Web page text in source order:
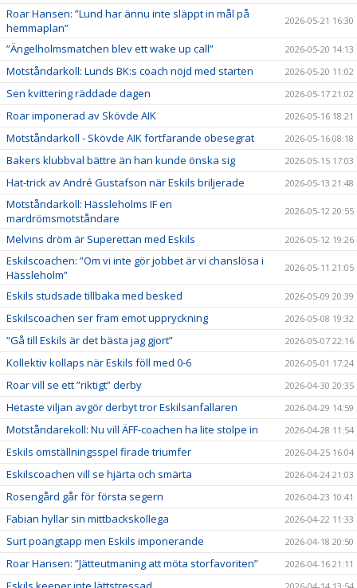
Roar Hansen: ”Lund har ännu inte släppt in mål på
hemmaplan”
2026-05-21 16:30
”Ängelholmsmatchen blev ett wake up call” 2026-05-20 14:13
Motståndarkoll: Lunds BK:s coach nöjd med starten 2026-05-20 11:02
Sen kvittering räddade dagen 2026-05-17 21:02
Roar imponerad av Skövde AIK 2026-05-16 18:21
Motståndarkoll - Skövde AIK fortfarande obesegrat 2026-05-16 08:18
Bakers klubbval bättre än han kunde önska sig 2026-05-15 17:03
Hat-trick av André Gustafson när Eskils briljerade 2026-05-13 21:48
Motståndarkoll: Hässleholms IF en
mardrömsmotståndare
2026-05-12 20:55
Melvins dröm är Superettan med Eskils 2026-05-12 19:26
Eskilscoachen: ”Om vi inte gör jobbet är vi chanslösa i
Hässleholm”
2026-05-11 21:05
Eskils studsade tillbaka med besked 2026-05-09 20:39
Eskilscoachen ser fram emot uppryckning 2026-05-08 19:32
”Gå till Eskils är det bästa jag gjort” 2026-05-07 22:16
Kollektiv kollaps när Eskils föll med 0-6 2026-05-01 17:24
Roar vill se ett ”riktigt” derby 2026-04-30 20:35
Hetaste viljan avgör derbyt tror Eskilsanfallaren 2026-04-29 14:59
Motståndarekoll: Nu vill ÄFF-coachen ha lite stolpe in 2026-04-28 11:54
Eskils omställningsspel firade triumfer 2026-04-25 16:04
Eskilscoachen vill se hjärta och smärta 2026-04-24 21:03
Rosengård går för första segern 2026-04-23 10:41
Fabian hyllar sin mittbackskollega 2026-04-22 11:33
Surt poängtapp men Eskils imponerande 2026-04-18 20:50
Roar Hansen: ”Jätteutmaning att möta storfavoriten” 2026-04-16 21:11